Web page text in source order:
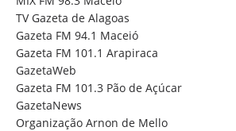
TV Gazeta de Alagoas
Gazeta FM 94.1 Maceió
Gazeta FM 101.1 Arapiraca
GazetaWeb
Gazeta FM 101.3 Pão de Açúcar
GazetaNews
Organização Arnon de Mello